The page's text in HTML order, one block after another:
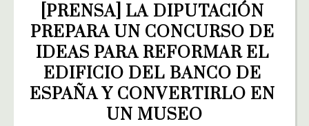
[PRENSA] LA DIPUTACIÓN
PREPARA UN CONCURSO DE
IDEAS PARA REFORMAR EL
EDIFICIO DEL BANCO DE
ESPAÑA Y CONVERTIRLO EN
UN MUSEO